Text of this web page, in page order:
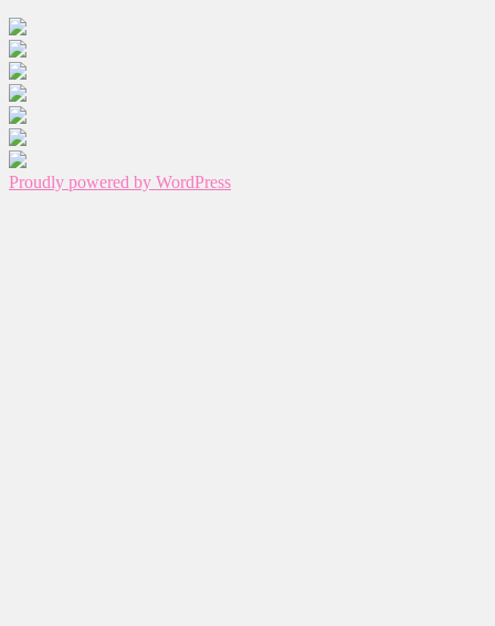
Proudly powered by WordPress